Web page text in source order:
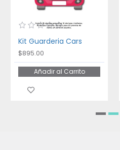
Kit Guarderia Cars
$895.00
Añadir al Carrito